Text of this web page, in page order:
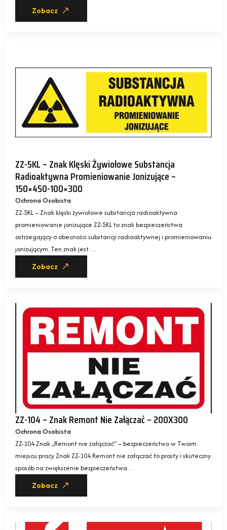
Zobacz
ZZ-5KL – Znak Klęski Żywiołowe Substancja
Radioaktywna Promieniowanie Jonizujące –
150×450-100×300
Ochrona Osobista
ZZ-5KL – Znak klęski żywiołowe substancja radioaktywna
promieniowanie jonizujące ZZ-5KL to znak bezpieczeństwa
ostrzegający o obecności substancji radioaktywnej i promieniowaniu
jonizującym. Ten znak jest…
Zobacz
ZZ-104 – Znak Remont Nie Załączać – 200X300
Ochrona Osobista
ZZ-104 Znak „Remont nie załączać” – bezpieczeństwo w Twoim
miejscu pracy Znak ZZ-104 Remont nie załączać to prosty i skuteczny
sposób na zwiększenie bezpieczeństwa…
Zobacz